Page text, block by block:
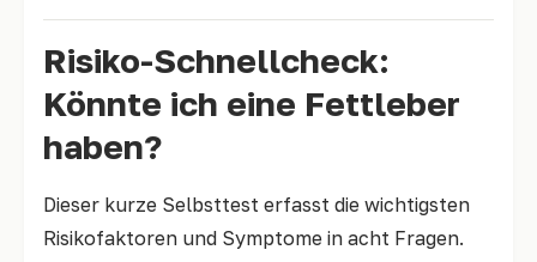
Risiko-Schnellcheck:
Könnte ich eine Fettleber
haben?
Dieser kurze Selbsttest erfasst die wichtigsten
Risikofaktoren und Symptome in acht Fragen.